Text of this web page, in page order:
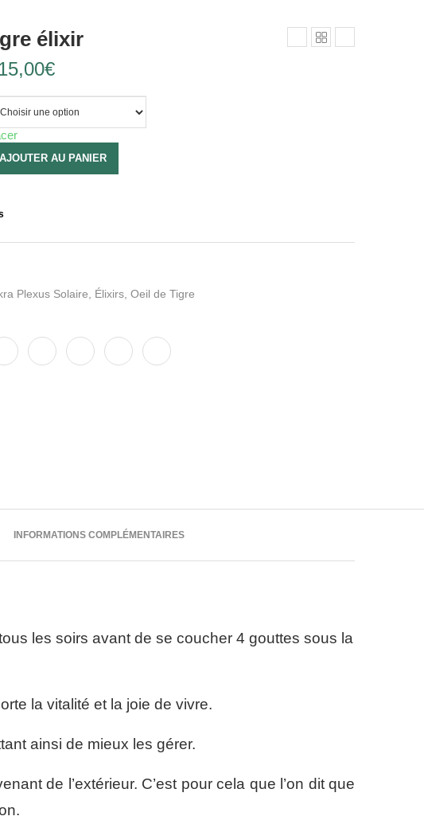
élixir
€
AJOUTER AU PANIER
Plexus Solaire Élixirs, Oeil de Tigre
INFORMATIONS COMPLÉMENTAIRES
les soirs avant de se coucher 4 gouttes sous la
la vitalité et la joie de vivre.
ainsi de mieux les gérer.
de l’extérieur. C’est pour cela que l’on dit que